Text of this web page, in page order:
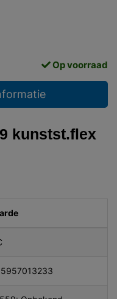
Op voorraad
kunstst.flex